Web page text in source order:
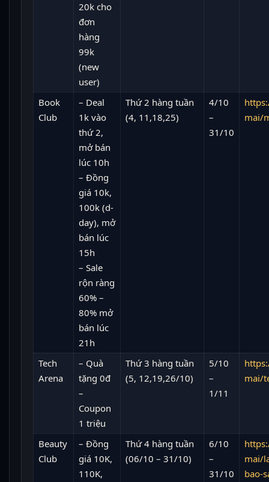
20k cho
đơn
hàng
99k
(new
user)
Book
Club
– Deal
1k vào
thứ 2,
mở bán
lúc 10h
– Đồng
giá 10k,
100k (d-
day), mở
bán lúc
15h
– Sale
rộn ràng
60% –
80% mở
bán lúc
21h
Thứ 2 hàng tuần
(4, 11,18,25)
4/10
–
31/10
mai/
Tech
Arena
– Quà
tặng 0đ
–
Coupon
1 triệu
Thứ 3 hàng tuần
(5, 12,19,26/10)
5/10
–
1/11
mai/
Beauty
Club
– Đồng
giá 10K,
110K,
Thứ 4 hàng tuần
(06/10 – 31/10)
6/10
–
31/10
mai/
bao-